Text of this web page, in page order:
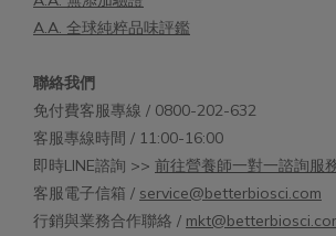
A.A. 全球純粹品味評鑑
聯絡我們
免付費客服專線 / 0800-202-632
客服專線時間 / 11:00-16:00
即時LINE諮詢 >> 前往營養師一對一諮詢服
客服電子信箱 / service@betterbiosci.com
行銷與業務合作聯絡 /